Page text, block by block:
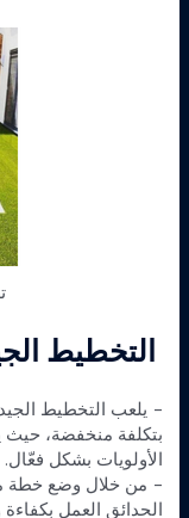
التخطيط
– يلعب التخطيط
بتكلفة منخفضة، حيث
الأولويات بشكل فعّال.
– من خلال وضع خطة
الحدائق العمل بكفاءة